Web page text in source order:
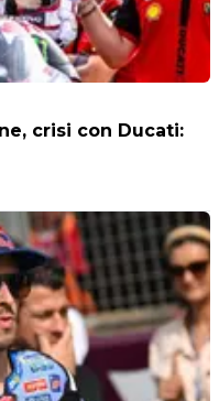
crisi con Ducati: